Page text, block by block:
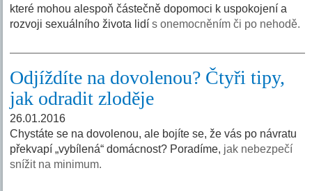
které mohou alespoň částečně dopomoci k uspokojení a
rozvoji sexuálního života lidís onemocněním či po nehodě.
Odjíždíte na dovolenou? Čtyři tipy,
jak odradit zloděje
26.01.2016
Chystáte se na dovolenou, ale bojíte se, že vás po návratu
překvapí „vybílená“ domácnost? Poradíme, jak nebezpečí
snížit na minimum.